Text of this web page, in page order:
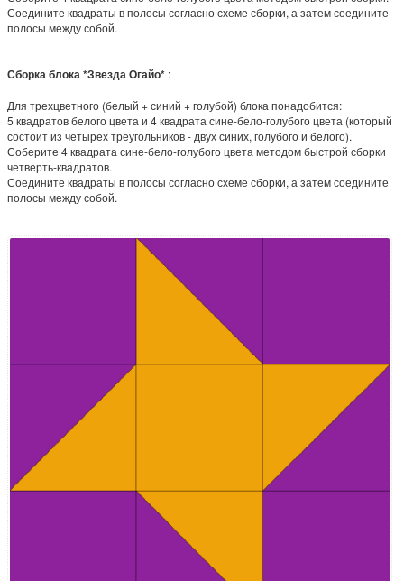
Соедините квадраты в полосы согласно схеме сборки, а затем соедините
полосы между собой.
Сборка блока *Звезда Огайо* :
Для трехцветного (белый + синий + голубой) блока понадобится:
5 квадратов белого цвета и 4 квадрата сине-бело-голубого цвета (который
состоит из четырех треугольников - двух синих, голубого и белого).
Соберите 4 квадрата сине-бело-голубого цвета методом быстрой сборки
четверть-квадратов.
Соедините квадраты в полосы согласно схеме сборки, а затем соедините
полосы между собой.